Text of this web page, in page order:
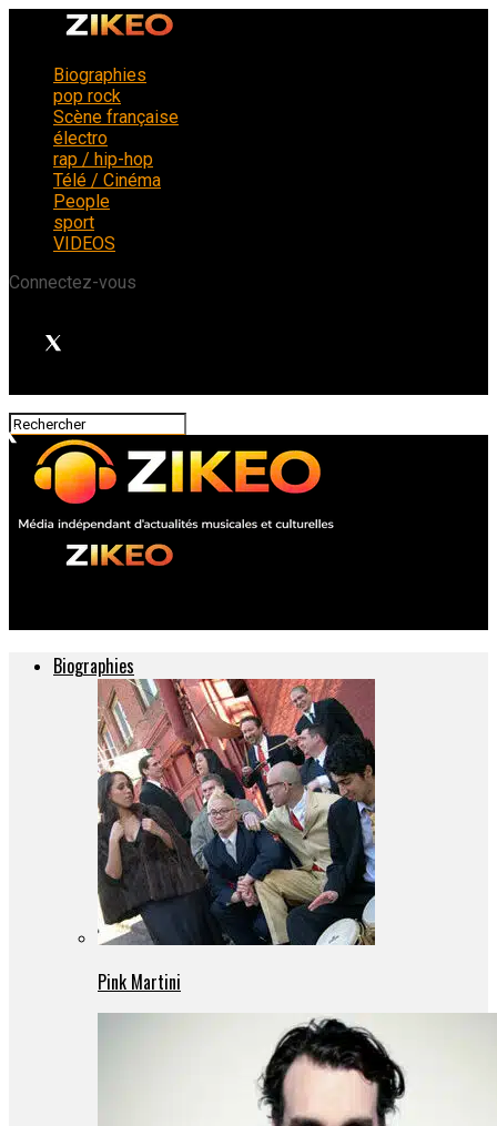
Biographies
pop rock
Scène française
électro
rap / hip-hop
Télé / Cinéma
People
sport
VIDEOS
Connectez-vous
Biographies
Pink Martini